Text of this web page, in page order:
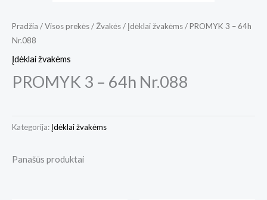
Pradžia /Visos prekės/ Žvakės/ Įdėklai žvakėms/ PROMYK 3 – 64h
Nr.088
Įdėklai žvakėms
PROMYK 3 – 64h Nr.088
Kategorija: Įdėklai žvakėms
Panašūs produktai